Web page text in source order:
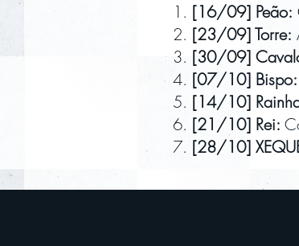
[16/09] Peão:
[23/09] Torre:
[30/09]
[07/10] Bispo:
[14/10]
[21/10] Rei:
[28/10]